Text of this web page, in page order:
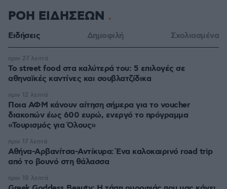
ΡΟΗ ΕΙΔΗΣΕΩΝ
Ειδήσεις Δημοφιλή Σχολιασμένα
Το street food στα καλύτερά του: 5 επιλογές σε
αθηναϊκές καντίνες και σουβλατζίδικα
πριν 27 λεπτά
Ποια ΑΦΜ κάνουν αίτηση σήμερα για το voucher
διακοπών έως 600 ευρώ, ενεργό το πρόγραμμα
«Τουρισμός για Όλους»
πριν 12 λεπτά
Αθήνα-Αρβανίτσα-Αντίκυρα: Ένα καλοκαιρινό road trip
από το βουνό στη θάλασσα
πριν 17 λεπτά
πριν 18 λεπτά